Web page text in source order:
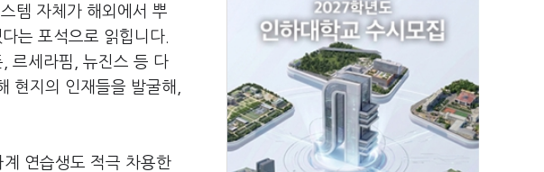
템 자체가 해외에서 뿌
는 포석으로 읽힙니다
르세라핌
뉴진스 등 다
현지의 인재들을 발굴해
계 연습생도 적극 차용한